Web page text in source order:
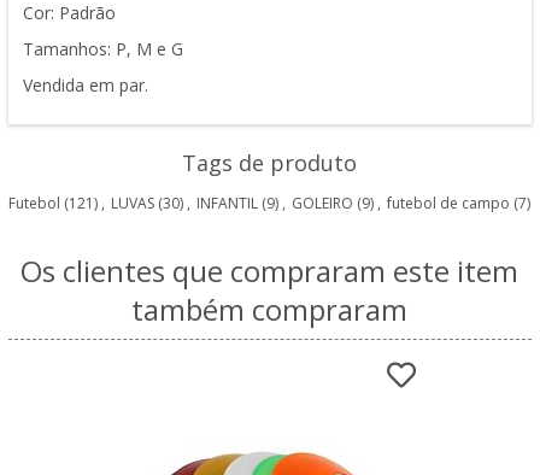
Cor: Padrão
Tamanhos: P, M e G
Vendida em par.
Tags de produto
Futebol (121) , LUVAS (30) , INFANTIL (9) , GOLEIRO (9) , futebol de campo (7)
Os clientes que compraram este item
também compraram